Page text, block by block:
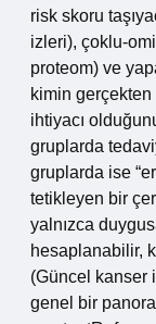
risk skoru
izleri), çoklu-
proteom) ve
kimin
ihtiyacı
gruplarda
gruplarda ise
tetikleyen bir
yalnızca
hesaplanabilir,
(Güncel kanser
genel bir